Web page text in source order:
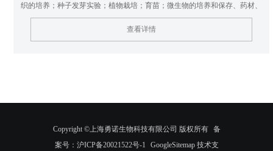
织的培养；种子发芽实验；植物栽培；育苗；微生物的培养和保存、药材、
木材、建材的性能测试；昆虫和小动物的饲养，工业产品的质量检查以及其
他用途的恒温、恒湿、光照实验。
查看详情
Copyright ©上海勇诺生物科技有限公司 版权所有 备
案号：沪ICP备20021522号-1
GoogleSitemap技术支